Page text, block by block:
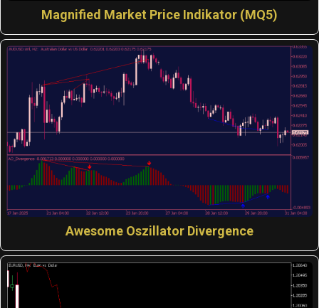
Magnified Market Price Indikator (MQ5)
Awesome Oszillator Divergence